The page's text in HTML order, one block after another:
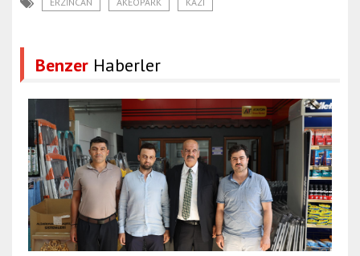
Benzer Haberler